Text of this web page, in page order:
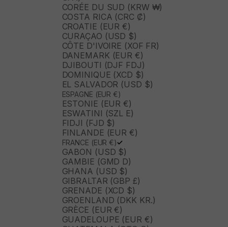
CORÉE DU SUD (KRW ₩)
COSTA RICA (CRC ₡)
CROATIE (EUR €)
CURAÇAO (USD $)
CÔTE D'IVOIRE (XOF FR)
DANEMARK (EUR €)
DJIBOUTI (DJF FDJ)
DOMINIQUE (XCD $)
EL SALVADOR (USD $)
ESPAGNE (EUR €)
ESTONIE (EUR €)
ESWATINI (SZL E)
FIDJI (FJD $)
FINLANDE (EUR €)
FRANCE (EUR €)
GABON (USD $)
GAMBIE (GMD D)
GHANA (USD $)
GIBRALTAR (GBP £)
GRENADE (XCD $)
GROENLAND (DKK KR.)
GRÈCE (EUR €)
GUADELOUPE (EUR €)